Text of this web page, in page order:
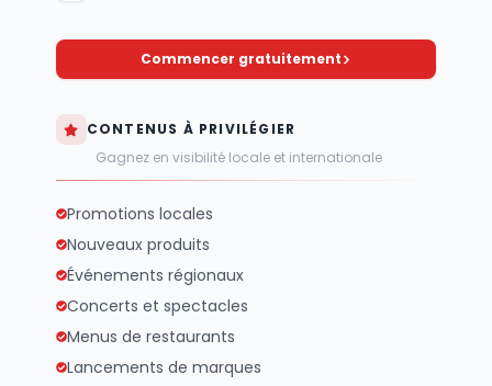
Commencer gratuitement
CONTENUS À PRIVILÉGIER
Gagnez en visibilité locale et internationale
Promotions locales
Nouveaux produits
Événements régionaux
Concerts et spectacles
Menus de restaurants
Lancements de marques